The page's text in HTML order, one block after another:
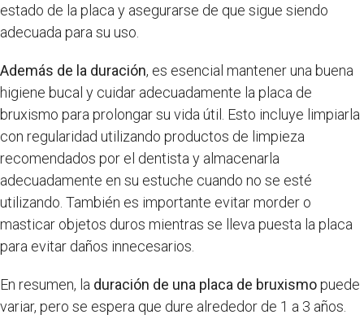
estado de la placa y asegurarse de que sigue siendo
adecuada para su uso.
Además de la duración, es esencial mantener una buena
higiene bucal y cuidar adecuadamente la placa de
bruxismo para prolongar su vida útil. Esto incluye limpiarla
con regularidad utilizando productos de limpieza
recomendados por el dentista y almacenarla
adecuadamente en su estuche cuando no se esté
utilizando. También es importante evitar morder o
masticar objetos duros mientras se lleva puesta la placa
para evitar daños innecesarios.
En resumen, la duración de una placa de bruxismopuede
variar, pero se espera que dure alrededor de 1 a 3 años.